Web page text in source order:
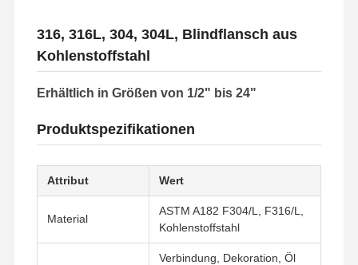
316, 316L, 304, 304L, Blindflansch aus
Kohlenstoffstahl
Erhältlich in Größen von 1/2" bis 24"
Produktspezifikationen
Attribut Wert
Material
ASTM A182 F304/L, F316/L,
Kohlenstoffstahl
Verbindung, Dekoration, Öl